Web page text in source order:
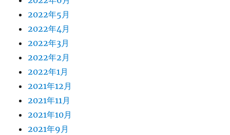
2022年5月
2022年4月
2022年3月
2022年2月
2022年1月
2021年12月
2021年11月
2021年10月
2021年9月